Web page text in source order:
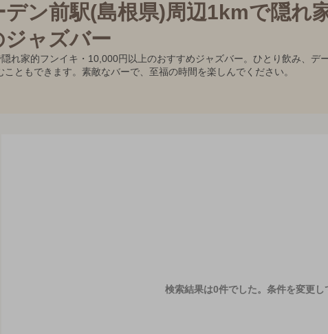
ン前駅(島根県)周辺1kmで隠れ
ャズバー
れ家的フンイキ・10,000円以上のおすすめジャズバー。ひとり飲み、デ
ともできます。素敵なバーで、至福の時間を楽しんでください。
検索結果は0件でした。 条件を変更し